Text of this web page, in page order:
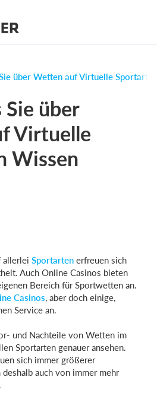
über Wetten auf Virtuelle
Sie über
Virtuelle
Wissen
allerlei Sportarten erfreuen sich
Auch Online Casinos bieten
Bereich für Sportwetten an.
Casinos, aber doch einige,
Service an.
und Nachteile von Wetten im
Sportarten genauer ansehen.
sich immer größerer
auch von immer mehr